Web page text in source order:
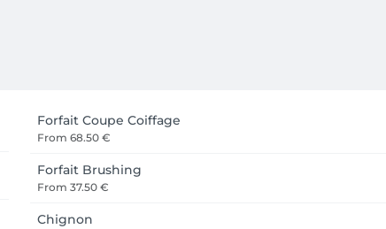
Forfait Coupe Coiffage
From 68.50 €
Forfait Brushing
From 37.50 €
Chignon